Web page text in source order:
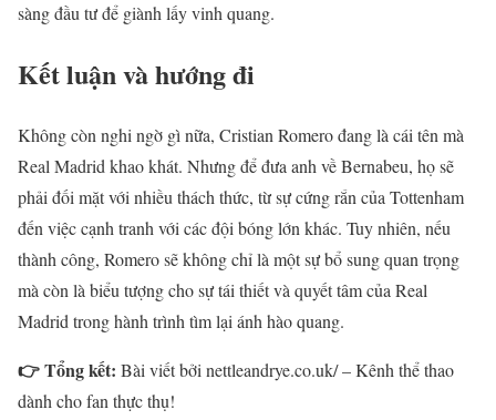
sàng đầu tư để giành lấy vinh quang.
Kết luận và hướng đi
Không còn nghi ngờ gì nữa, Cristian Romero đang là cái tên mà
Real Madrid khao khát. Nhưng để đưa anh về Bernabeu, họ sẽ
phải đối mặt với nhiều thách thức, từ sự cứng rắn của Tottenham
đến việc cạnh tranh với các đội bóng lớn khác. Tuy nhiên, nếu
thành công, Romero sẽ không chỉ là một sự bổ sung quan trọng
mà còn là biểu tượng cho sự tái thiết và quyết tâm của Real
Madrid trong hành trình tìm lại ánh hào quang.
👉 Tổng kết: Bài viết bởi nettleandrye.co.uk/ – Kênh thể thao
dành cho fan thực thụ!